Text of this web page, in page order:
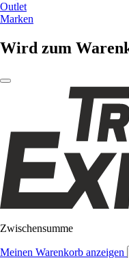
Outlet
Marken
Wird zum
Zwischensumme
Meinen Warenkorb anzeigen